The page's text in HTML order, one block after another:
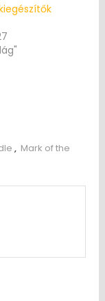
, Mark of the